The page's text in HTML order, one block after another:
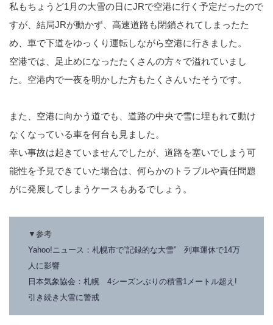
私もちょうど1月の大雪の日にJRで空港に行く予定だったので
すが、結局JRが動かず、高速道路も閉鎖されてしまったた
め、車で下道をゆっくり運転しながら空港に行きました。
空港では、足止めになったたくさんの方々で溢れていまし
た。空港内で一夜を明かした方もたくさんいたそうです。
また、空港に向かう道でも、道路の中央で雪に埋もれて動け
なくなっている車を何台も見ました。
幸い事故は起きていませんでしたが、道路を塞いでしまう可
能性を予見できていた場合は、何らかのトラブルや責任問題
がに発展してしまうケースもあるでしょう。
▼参考
Yahoo!ニュース：札幌市で“記録的な大雪” 列車運休で14万
人に影響
日本気象協会：札幌 4シーズンぶりの積雪1メートル超え!
引き続き大雪に警戒